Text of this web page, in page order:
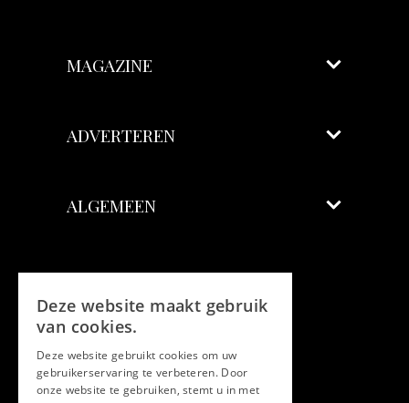
MAGAZINE
ADVERTEREN
ALGEMEEN
Facebook
Twitter
Deze website maakt gebruik
van cookies.
Deze website gebruikt cookies om uw
gebruikerservaring te verbeteren. Door
onze website te gebruiken, stemt u in met